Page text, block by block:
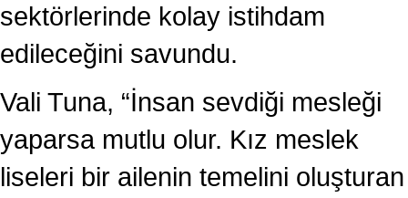
sektörlerinde kolay istihdam
edileceğini savundu.
Vali Tuna, “İnsan sevdiği mesleği
yaparsa mutlu olur. Kız meslek
liseleri bir ailenin temelini oluşturan